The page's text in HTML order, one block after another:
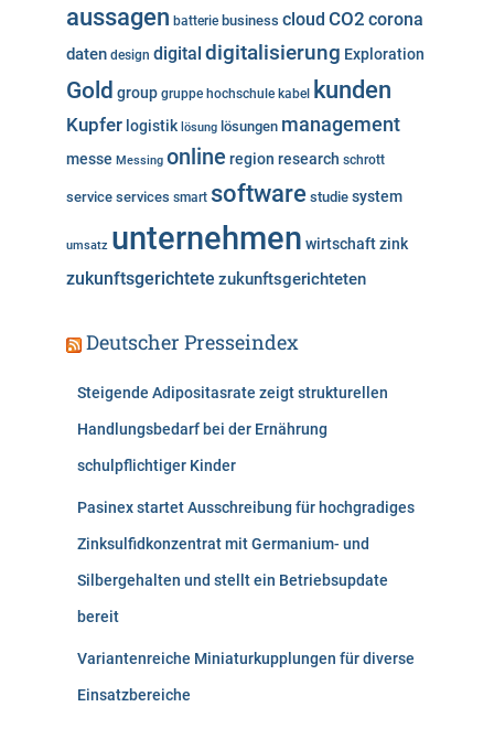
i
n
aussagen batterie business cloud CO2 corona
daten design digital digitalisierung Exploration
Gold group gruppe hochschule kabel kunden
Kupfer logistik lösung lösungen management
messe Messing online region research schrott
service services smart software studie system
umsatz unternehmen wirtschaftzink
zukunftsgerichtete zukunftsgerichteten
Deutscher Presseindex
Steigende Adipositasrate zeigt strukturellen
Handlungsbedarf bei der Ernährung
schulpflichtiger Kinder
Pasinex startet Ausschreibung für hochgradiges
Zinksulfidkonzentrat mit Germanium- und
Silbergehalten und stellt ein Betriebsupdate
bereit
Variantenreiche Miniaturkupplungen für diverse
Einsatzbereiche